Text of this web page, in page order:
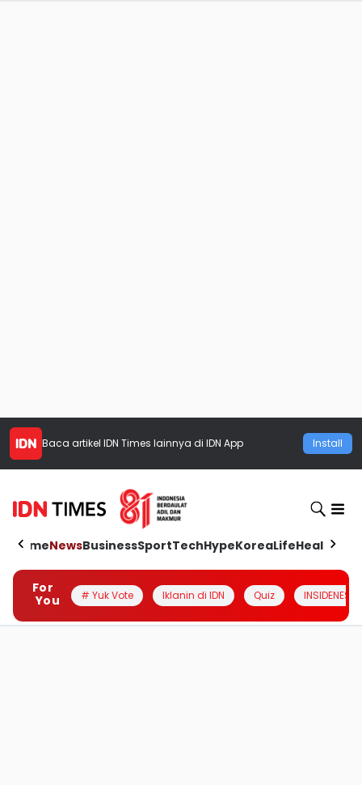
Baca artikel IDN Times lainnya di IDN App Install
HomeNewsBusinessSportTechHypeKoreaLifeHealth
For
You
# Yuk Vote Iklanin di IDN Quiz INSIDENESIA